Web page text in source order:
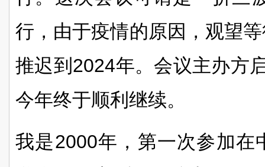
行，由于疫情的原因，观望
推迟到 2024年。会议主办方
今年终于顺利继续。
我是2000年，第一次参加在